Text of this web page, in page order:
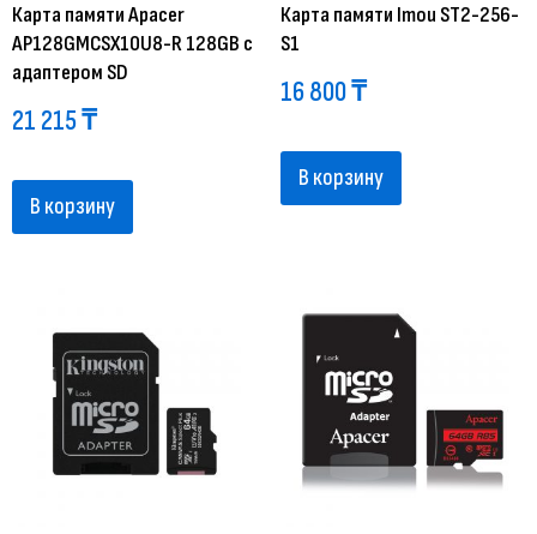
Карта памяти Apacer
AP128GMCSX10U8-R 128GB с
адаптером SD
21 215₸
В корзину
Карта памяти Imou ST2-256-
S1
16 800₸
В корзину